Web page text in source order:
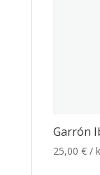
Garrón
25,00 € /